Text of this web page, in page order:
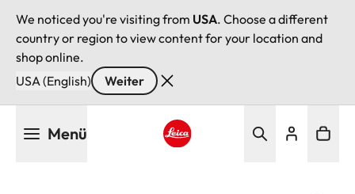
We noticed you're visiting from USA. Choose a different
country or region to view content for your location and
shop online.
USA (English)
Weiter
Menü